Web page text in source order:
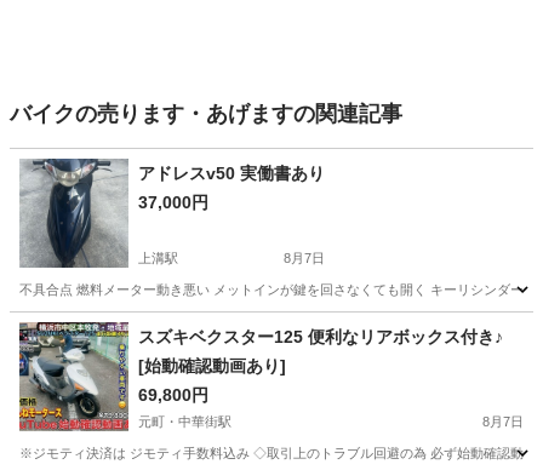
バイクの売ります・あげますの関連記事
アドレスv50 実働書あり
37,000円
上溝駅 8月7日
不具合点 燃料メーター動き悪い メットインが鍵を回さなくても開く キーリシンダー
神奈川 相模原市 上溝駅
スズキベクスター125 便利なリアボックス付き♪
[始動確認動画あり]
69,800円
元町・中華街駅 8月7日
※ジモティ決済は ジモティ手数料込み ◇取引上のトラブル回避の為 必ず始動確認動